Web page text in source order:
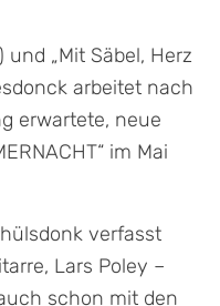
„Mit Säbel, Herz
arbeitet nach
erwartete, neue
im Mai
verfasst
Lars Poley –
schon mit den